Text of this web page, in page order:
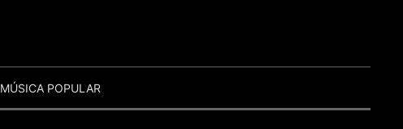
MÚSICA POPULAR